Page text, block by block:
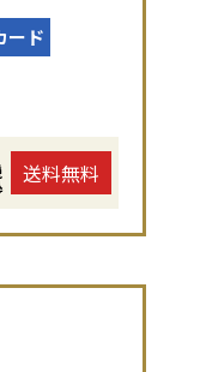
ード
送料無料